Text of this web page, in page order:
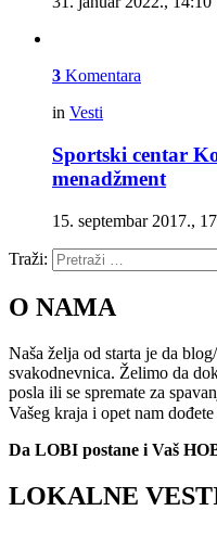
3 Komentara
in Vesti
Sportski centar
menadžment
15. septembar 2017.,
Traži:
O NAMA
Naša želja od starta je da
svakodnevnica. Želimo da
posla ili se spremate za
Vašeg kraja i opet nam
Da LOBI postane i Vaš
LOKALNE